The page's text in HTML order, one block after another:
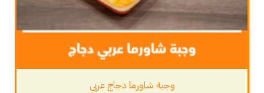
وجبة شاورما دجاج عربي